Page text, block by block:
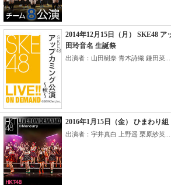
2014年12月15日（月） SKE48
田玲音名 生誕祭
出演者：山田樹奈 青木詩織 鎌田菜...
2016年1月15日（金） ひまわり
出演者：宇井真白 上野遥 栗原紗英...